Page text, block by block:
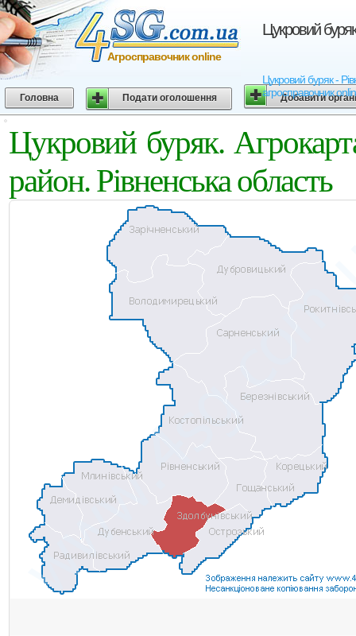
Цукровий
Цукровий буряк -
агросправочник
Агросправочник online
Головна Подати оголошення Добавити
Цукровий буряк.
район. Рівненська область